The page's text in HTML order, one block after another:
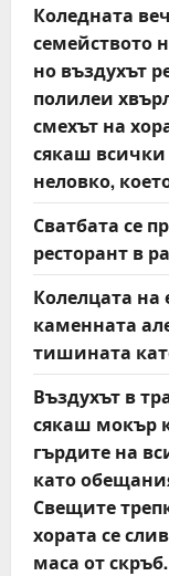
Коледната
семейството
но въздухът
полилеи
смехът на
сякаш
неловко,
Сватбата се
ресторант в
Колелцата на
каменната
тишината
Въздухът в
сякаш мокър
гърдите на
като
Свещите
хората се
маса от скръб.